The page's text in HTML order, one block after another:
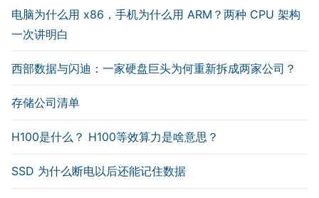
电脑为什么用 x86，手机为什么用 ARM？两种 CPU 架构
一次讲明白
西部数据与闪迪：一家硬盘巨头为何重新拆成两家公司？
存储公司清单
H100是什么？ H100等效算力是啥意思？
SSD 为什么断电以后还能记住数据